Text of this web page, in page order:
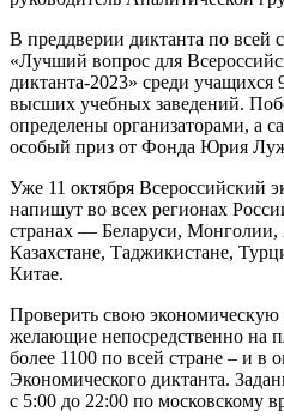
В преддверии диктанта по всей
«Лучший вопрос для
диктанта-2023» среди учащихся
высших учебных заведений.
определены организаторами, а
особый приз от Фонда Юрия
Уже 11 октября Всероссийский
напишут во всех регионах
странах — Беларуси, Монголии,
Казахстане, Таджикистане,
Китае.
Проверить свою экономическую
желающие непосредственно на
более 1100 по всей стране – и в
Экономического диктанта.
с 5:00 до 22:00 по московскому